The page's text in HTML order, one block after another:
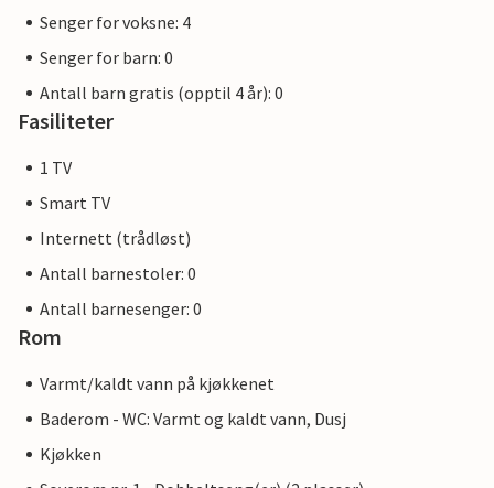
Senger for voksne: 4
Senger for barn: 0
Antall barn gratis (opptil 4 år): 0
Fasiliteter
1 TV
Smart TV
Internett (trådløst)
Antall barnestoler: 0
Antall barnesenger: 0
Rom
Varmt/kaldt vann på kjøkkenet
Baderom - WC: Varmt og kaldt vann, Dusj
Kjøkken